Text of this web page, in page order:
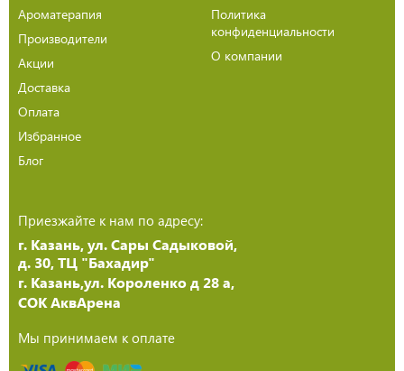
Ароматерапия
Производители
Акции
Доставка
Оплата
Избранное
Блог
Политика
конфиденциальности
О компании
Приезжайте к нам по адресу:
г. Казань, ул. Сары Садыковой,
д. 30, ТЦ "Бахадир"
г. Казань,ул. Короленко д 28 а,
СОК АквАрена
Мы принимаем к оплате